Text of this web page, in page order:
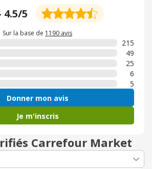
4.5/5
Sur la base de 1190 avis
215
49
25
6
5
Donner mon avis
Je m'inscris
Carrefour Market